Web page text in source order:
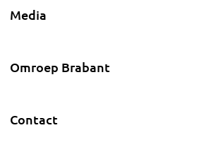
Media
Omroep Brabant
Contact